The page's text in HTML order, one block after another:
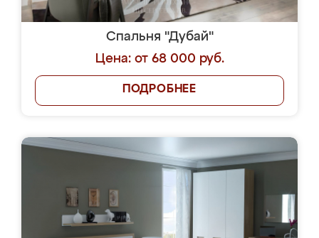
Спальня "Дубай"
Цена: от 68 000 руб.
ПОДРОБНЕЕ